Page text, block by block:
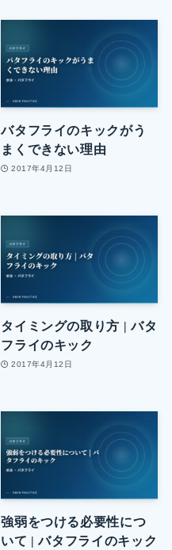
バタフライのキックがう
まくできない理由
2017年4月12日
タイミングの取り方 | バタ
フライのキック
2017年4月12日
強弱をつける必要性につ
いて | バタフライのキック